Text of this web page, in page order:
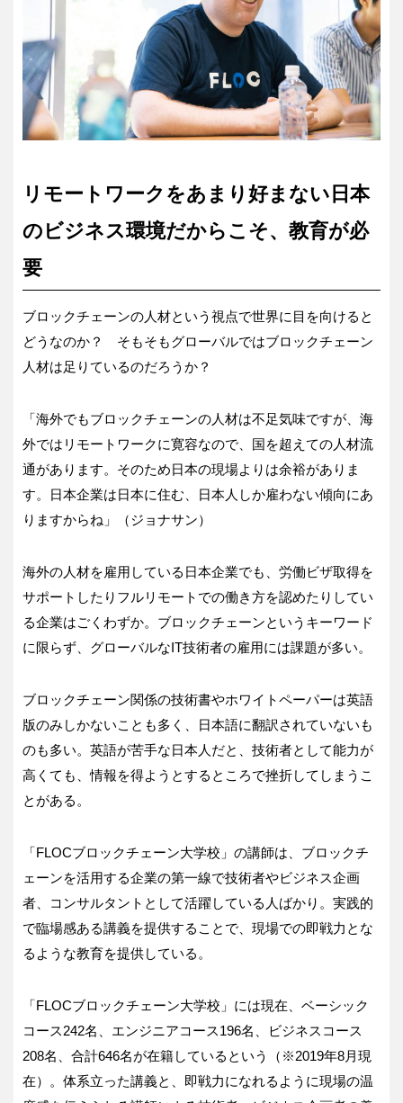
リモートワークをあまり好まない日本
のビジネス環境だからこそ、教育が必
要
ブロックチェーンの人材という視点で世界に目を向けると
どうなのか？ そもそもグローバルではブロックチェーン
人材は足りているのだろうか？
「海外でもブロックチェーンの人材は不足気味ですが、海
外ではリモートワークに寛容なので、国を超えての人材流
通があります。そのため日本の現場よりは余裕がありま
す。日本企業は日本に住む、日本人しか雇わない傾向にあ
りますからね」（ジョナサン）
海外の人材を雇用している日本企業でも、労働ビザ取得を
サポートしたりフルリモートでの働き方を認めたりしてい
る企業はごくわずか。ブロックチェーンというキーワード
に限らず、グローバルなIT技術者の雇用には課題が多い。
ブロックチェーン関係の技術書やホワイトペーパーは英語
版のみしかないことも多く、日本語に翻訳されていないも
のも多い。英語が苦手な日本人だと、技術者として能力が
高くても、情報を得ようとするところで挫折してしまうこ
とがある。
「FLOCブロックチェーン大学校」の講師は、ブロックチ
ェーンを活用する企業の第一線で技術者やビジネス企画
者、コンサルタントとして活躍している人ばかり。実践的
で臨場感ある講義を提供することで、現場での即戦力とな
るような教育を提供している。
「FLOCブロックチェーン大学校」には現在、ベーシック
コース242名、エンジニアコース196名、ビジネスコース
208名、合計646名が在籍しているという（※2019年8月現
在）。体系立った講義と、即戦力になれるように現場の温